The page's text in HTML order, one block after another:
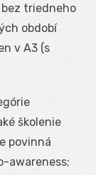
bez triedneho
období
v A3 (s
školenie
povinná
awareness;